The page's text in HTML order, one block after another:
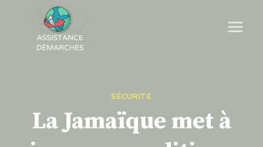
content
SÉCURITÉ
La Jamaïque met à